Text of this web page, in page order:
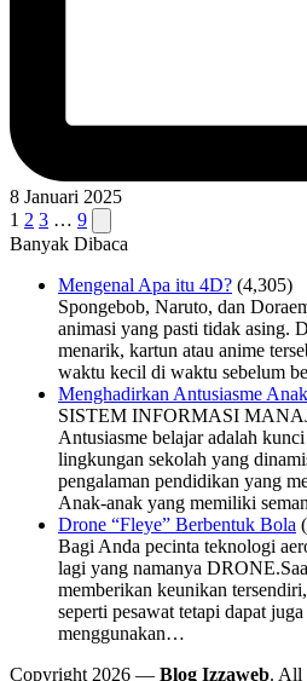
8 Januari 2025
Navigasi
pos
1 2 3 … 9 Next
page
Banyak Dibaca
Mengenal Apa itu 4D? (4,305)
Spongebob, Naruto, dan
animasi yang pasti tidak asing.
menarik, kartun atau anime
waktu kecil di waktu sebelum
Menghadirkan Antusiasme
SISTEM INFORMASI
Antusiasme belajar adalah
lingkungan sekolah yang
pengalaman pendidikan yang
Anak-anak yang memiliki
Drone “Fleye” Berbentuk Bola
Bagi Anda pecinta teknologi
lagi yang namanya
memberikan keunikan
seperti pesawat tetapi dapat
menggunakan…
Copyright 2026 — Blog Izzaweb. All